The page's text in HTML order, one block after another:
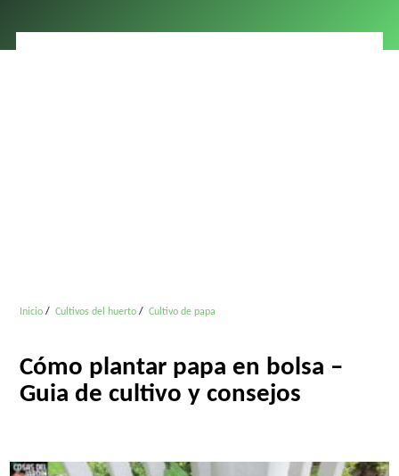
Inicio Cultivos del huerto Cultivo de papa
Cómo plantar papa en bolsa –
Guia de cultivo y consejos